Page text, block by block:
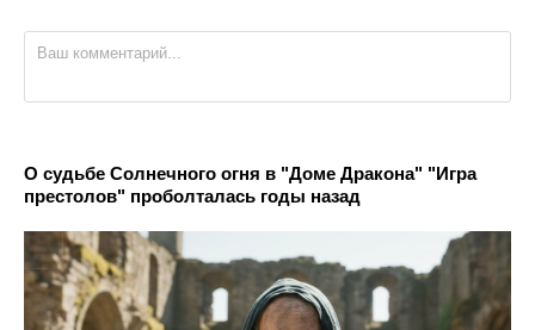
О судьбе Солнечного огня в "Доме Дракона" "Игра
престолов" проболталась годы назад